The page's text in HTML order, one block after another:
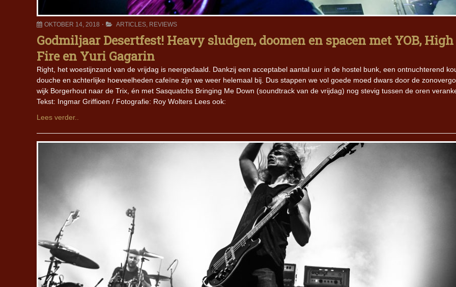
OKTOBER 14, 2018 ARTICLES, REVIEWS
Godmiljaar Desertfest! Heavy sludgen, doomen en spacen met YOB, High
Fire en Yuri Gagarin
Right, het woestijnzand van de vrijdag is neergedaald. Dankzij een acceptabel aantal uur in de hostel bunk, een ontnuchterend
douche en achterlijke hoeveelheden cafeïne zijn we weer helemaal bij. Dus stappen we vol goede moed dwars door de
wijk Borgerhout naar de Trix, én met Sasquatchs Bringing Me Down (soundtrack van de vrijdag) nog stevig tussen de oren
Tekst: Ingmar Griffioen / Fotografie: Roy Wolters Lees ook:
Lees verder..